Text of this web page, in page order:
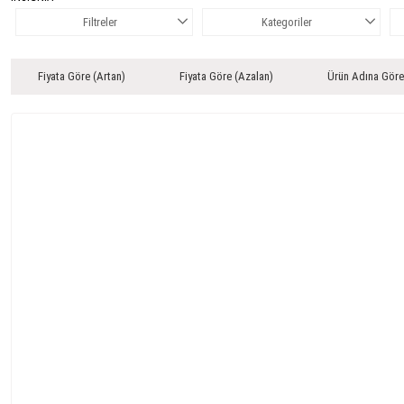
Filtreler
Kategoriler
Fiyata Göre (Artan) Fiyata Göre (Azalan) Ürün Adına